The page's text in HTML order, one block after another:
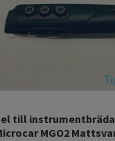
till
MGO2